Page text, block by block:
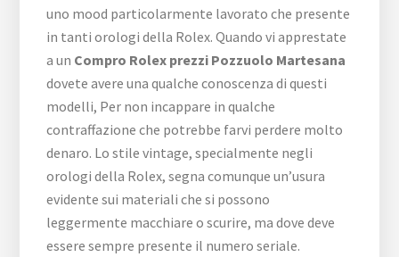
uno mood particolarmente lavorato che presente
in tanti orologi della Rolex. Quando vi apprestate
a un Compro Rolex prezzi Pozzuolo Martesana
dovete avere una qualche conoscenza di questi
modelli, Per non incappare in qualche
contraffazione che potrebbe farvi perdere molto
denaro. Lo stile vintage, specialmente negli
orologi della Rolex, segna comunque un’usura
evidente sui materiali che si possono
leggermente macchiare o scurire, ma dove deve
essere sempre presente il numero seriale.